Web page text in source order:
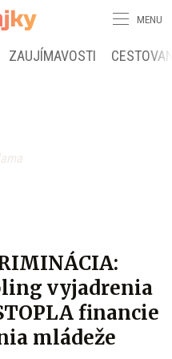
MENU
ZAUJÍMAVOSTI
vyjadrenia
financie
mládeže